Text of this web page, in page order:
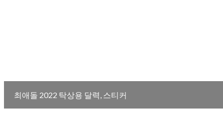
최애돌 2022 탁상용 달력, 스티커